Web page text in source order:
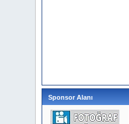
Sponsor Alanı